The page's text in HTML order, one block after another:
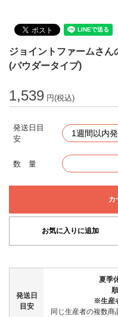
ジョイントファームさ
(パウダータイプ)
1,539 円(税込)
発送日目
安
数 量
カ
お気に入りに追加
発送日
目安
夏季
※生産
同じ生産者の複数